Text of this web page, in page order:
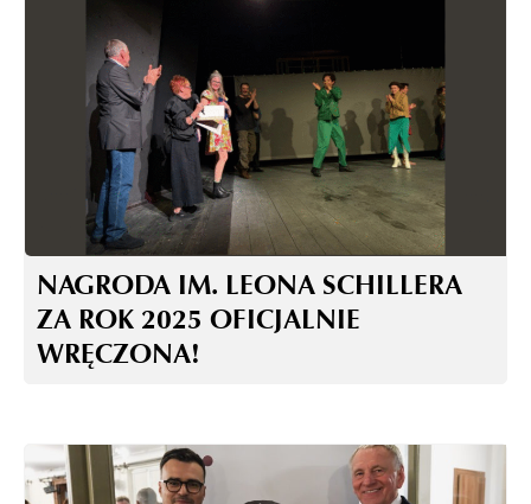
NAGRODA IM. LEONA SCHILLERA
ZA ROK 2025 OFICJALNIE
WRĘCZONA!